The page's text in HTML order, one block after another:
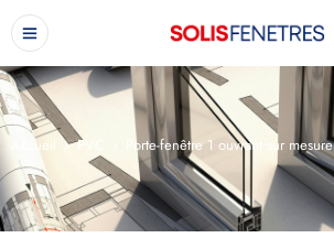
Accueil › PVC Porte-fenêtre 1 ouvrant sur mesure